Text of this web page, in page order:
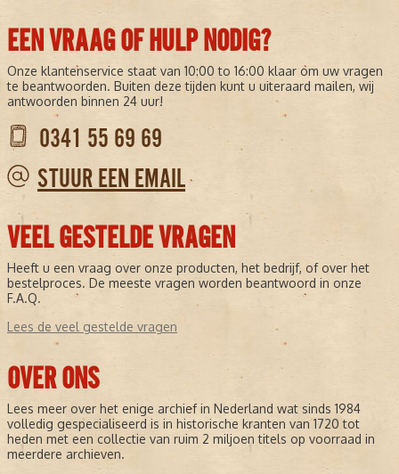
EEN VRAAG OF HULP NODIG?
Onze klantenservice staat van 10:00 to 16:00 klaar om uw vragen
te beantwoorden. Buiten deze tijden kunt u uiteraard mailen, wij
antwoorden binnen 24 uur!
0341 55 69 69
STUUR EEN EMAIL
VEEL GESTELDE VRAGEN
Heeft u een vraag over onze producten, het bedrijf, of over het
bestelproces. De meeste vragen worden beantwoord in onze
F.A.Q.
Lees de veel gestelde vragen
OVER ONS
Lees meer over het enige archief in Nederland wat sinds 1984
volledig gespecialiseerd is in historische kranten van 1720 tot
heden met een collectie van ruim 2 miljoen titels op voorraad in
meerdere archieven.